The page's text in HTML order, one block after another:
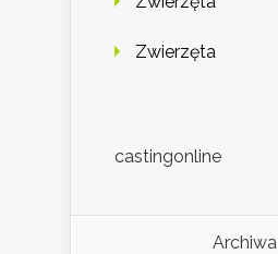
Zwierzęta
castingonline
Archiwa